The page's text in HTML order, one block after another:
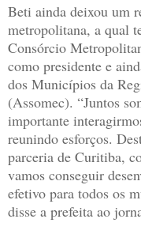
Beti ainda deixou um
metropolitana, a qual
Consórcio
como presidente e
dos Municípios da
(Assomec). “Juntos
importante
reunindo esforços.
parceria de Curitiba,
vamos conseguir
efetivo para todos os
disse a prefeita ao